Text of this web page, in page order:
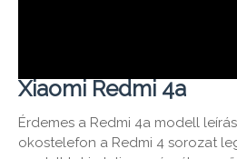
Xiaomi Redmi 4a
Érdemes a Redmi 4a modell
okostelefon a Redmi 4 sorozat